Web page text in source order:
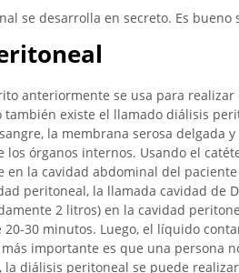
se desarrolla en secreto. Es bueno
anteriormente se usa para
también existe el llamado diálisis
la membrana serosa delgada
los órganos internos. Usando el
en la cavidad abdominal del
peritoneal, la llamada cavidad de
2 litros) en la cavidad
30 minutos. Luego, el líquido
importante es que una persona
la diálisis peritoneal se puede